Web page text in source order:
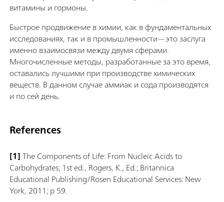
витамины и гормоны.
Быстрое продвижение в химии, как в фундаментальных
исследованиях, так и в промышленности—это заслуга
именно взаимосвязи между двумя сферами.
Многочисленные методы, разработанные за это время,
оставались лучшими при производстве химических
веществ. В данном случае аммиак и сода производятся
и по сей день.
References
[1]The Components of Life: From Nucleic Acids to
Carbohydrates; 1st ed., Rogers, K., Ed.; Britannica
Educational Publishing/Rosen Educational Services: New
York, 2011; p 59.